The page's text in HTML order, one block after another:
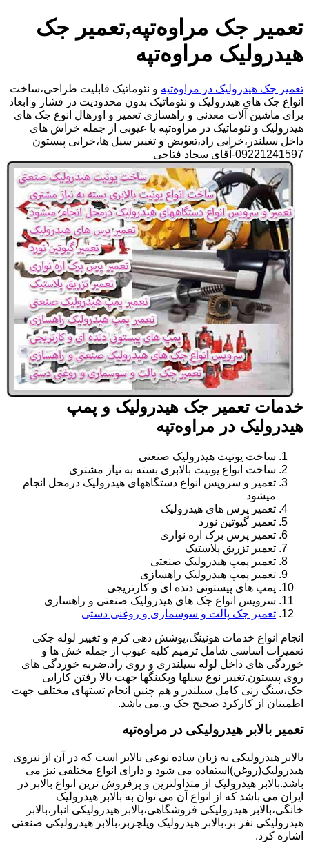
تعمیر جک مراوه‌تپه,تعمیر جک
هیدرولیک مراوه‌تپه
تعمیر جک هیدرولیک در مراوه‌تپه و نئوماتیک قابلیت طراحی،ساخت
انواع جک های هیدرولیک و نئوماتیک بدون محدودیت در فشار و ابعاد
برای ماشین آلات معدنی و راهسازی تعمیر و اورهال انوع جک های
هیدرولیک و نئوماتیک در مراوه‌تپه با عیوبی از جمله خراش های
داخل سیلندر،خرابی راد،تعویض و تغییر سیل ها،خرابی پیستون
09221241597-آقای سجاد فتاحی
خدمات تعمیر جک هیدرولیک و پمپ
هیدرولیک در مراوه‌تپه
ساخت یونیت هیدرولیک صنعتی
ساخت انواع یونیت بالابری بسته به نیاز مشتری
تعمیر و سرویس انواع دستگاههای هیدرولیک درمحل انجام
میشود
تعمیر پرس های هیدرولیک
تعمیر گیوتین نورد
تعمیر پرس برک اره نواری
تعمیر تزریق پلاستیک
تعمیر پمپ هیدرولیک صنعتی
تعمیر پمپ هیدرولیک راهسازی
پمپ های پیستونی دنده ای و کارتریجی
سرویس انواع جک های هیدرولیک صنعتی و راهسازی
تعمیر جک پالت و سوسماری و روغنی دستی
انجام انواع خدمات هونینگ،پوشش دهی کرم و تغییر لوله جکی
تعمیرات اساسی شامل ترمیم کلیه عیوب از جمله خش ها و
خوردگی های داخل لوله سیلندری و روی راد.ضربه خوردگی های
روی پیستون.تغییر نوع سیلها وپکینگها جهت بالا رفتن کارایی
جک،سنگ زنی کامل سیلندر و هم چنین انجام تستهای مختلف جهت
اطمینان از کارکرد صحیح جک و..می باشد.
تعمیر بالابر هیدرولیکی در مراوه‌تپه
بالابر هیدرولیکی به زبان ساده نوعی بالابر است که در آن از نیروی
هیدرولیک(روغن)استفاده می شود و دارای انواع مختلفی نیز می
باشد.بالابر هیدرولیک از متداولترین و پرفروش ترین انواع بالابر در
ایران می باشد که از انواع آن می توان به بالابر هیدرولیک
خانگی،بالابر هیدرولیکی فروشگاهی،بالابر هیدرولیکی انبار،بالابر
هیدرولیکی نفر بر،بالابر هیدرولیک ویلچربر،بالابر هیدرولیکی صنعتی
اشاره کرد.